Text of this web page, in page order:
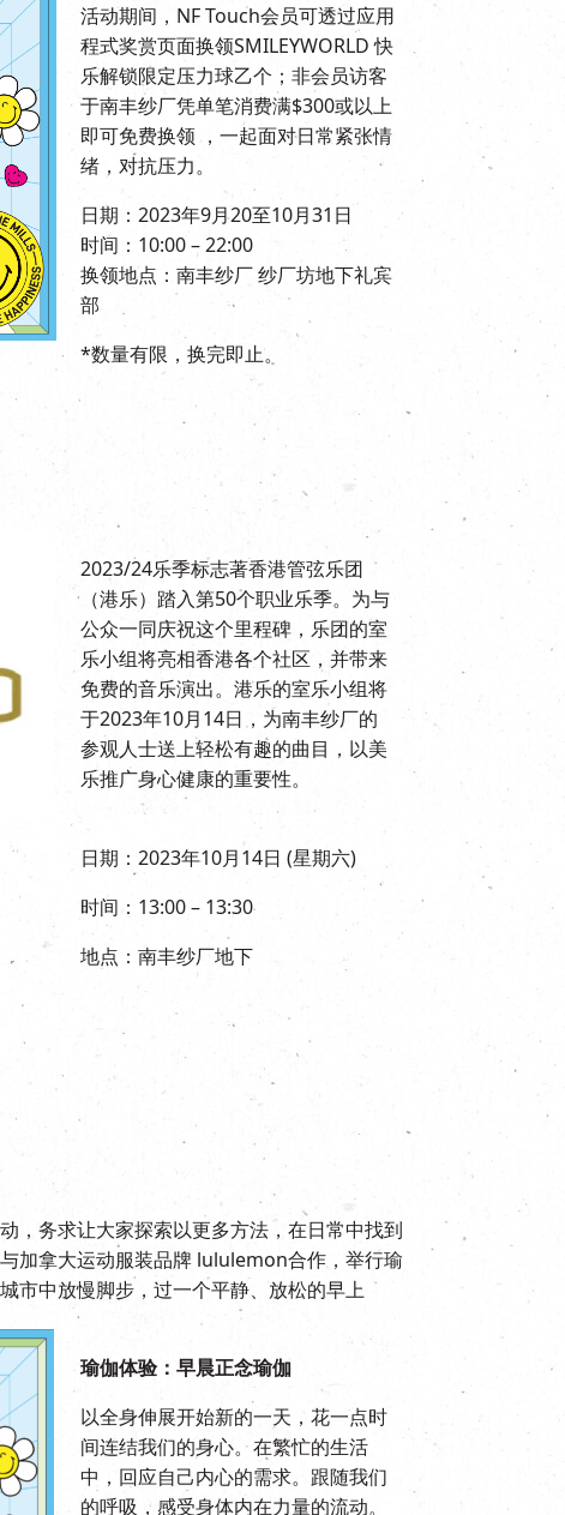
活动期间，NF Touch会员可透过应用
程式奖赏页面换领SMILEYWORLD 快
乐解锁限定压力球乙个；非会员访客
于南丰纱厂凭单笔消费满$300或以上
即可免费换领 ，一起面对日常紧张情
绪，对抗压力。
日期：2023年9月20至10月31日
时间：10:00 – 22:00
换领地点：南丰纱厂 纱厂坊地下礼宾
部
*数量有限，换完即止。
2023/24乐季标志著香港管弦乐团
（港乐）踏入第50个职业乐季。为与
公众一同庆祝这个里程碑，乐团的室
乐小组将亮相香港各个社区，并带来
免费的音乐演出。港乐的室乐小组将
于2023年10月14日，为南丰纱厂的
参观人士送上轻松有趣的曲目，以美
乐推广身心健康的重要性。
日期：2023年10月14日 (星期六)
时间：13:00 – 13:30
地点：南丰纱厂地下
，务求让大家探索以更多方法，在日常中找到
加拿大运动服装品牌 lululemon合作，举行瑜
市中放慢脚步，过一个平静、放松的早上
瑜伽体验：早晨正念瑜伽
以全身伸展开始新的一天，花一点时
间连结我们的身心。在繁忙的生活
中，回应自己内心的需求。跟随我们
的呼吸，感受身体内在力量的流动。